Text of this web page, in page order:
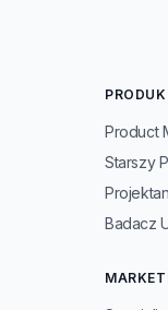
Product
Starszy
Badacz